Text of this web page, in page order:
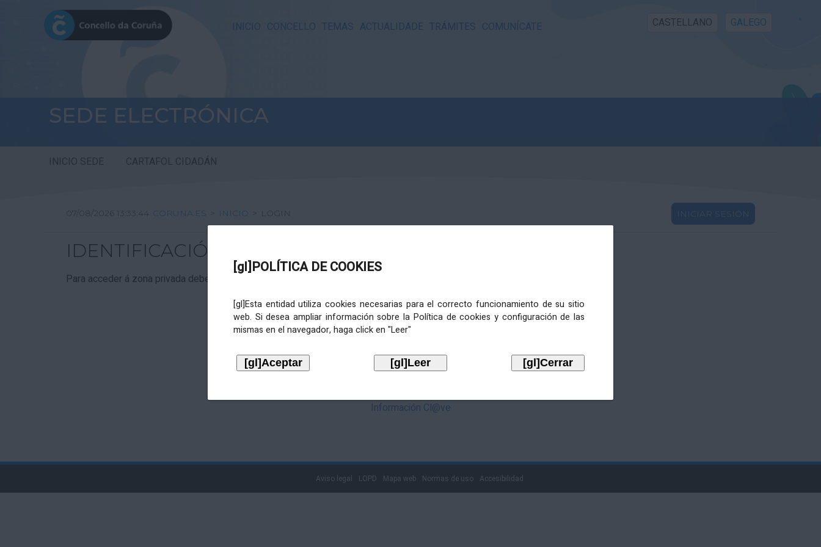
INICIO CONCELLO TEMAS ACTUALIDADE TRÁMITES COMUNÍCATE CASTELLANO GALEGO
SEDE ELECTRÓNICA
INICIO SEDE CARTAFOL CIDADÁN
[gl]POLÍTICA DE COOKIES
[gl]Esta entidad utiliza cookies necesarias para el correcto funcionamiento de su sitio
web. Si desea ampliar información sobre la Política de cookies y configuración de las
mismas en el navegador, haga click en "Leer"
07/08/2026 13:33:44 CORUNA.ES > INICIO > LOGIN INICIAR SESIÓN
IDENTIFICACIÓN
Para acceder á zona privada debe identificarse mediante Cl@ve. Pulse no logotipo
Información Cl@ve
Aviso legal LOPD Mapa web Normas de uso Accesibilidad